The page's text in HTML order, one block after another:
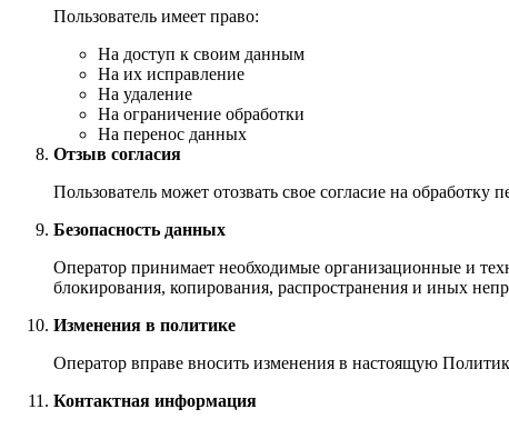
Пользователь имеет право:
На доступ к своим данным
На их исправление
На удаление
На ограничение обработки
На перенос данных
Отзыв согласия
Пользователь может отозвать свое согласие на
Безопасность данных
Оператор принимает необходимые организационные и
блокирования, копирования, распространения и иных
Изменения в политике
Оператор вправе вносить изменения в настоящую
Контактная информация